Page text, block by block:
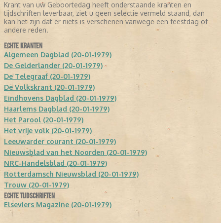
Krant van uw Geboortedag heeft onderstaande kranten en
tijdschriften leverbaar, ziet u geen selectie vermeld staand, dan
kan het zijn dat er niets is verschenen vanwege een feestdag of
andere reden.
ECHTE KRANTEN
Algemeen Dagblad (20-01-1979)
De Gelderlander (20-01-1979)
De Telegraaf (20-01-1979)
De Volkskrant (20-01-1979)
Eindhovens Dagblad (20-01-1979)
Haarlems Dagblad (20-01-1979)
Het Parool (20-01-1979)
Het vrije volk (20-01-1979)
Leeuwarder courant (20-01-1979)
Nieuwsblad van het Noorden (20-01-1979)
NRC-Handelsblad (20-01-1979)
Rotterdamsch Nieuwsblad (20-01-1979)
Trouw (20-01-1979)
ECHTE TIJDSCHRIFTEN
Elseviers Magazine (20-01-1979)